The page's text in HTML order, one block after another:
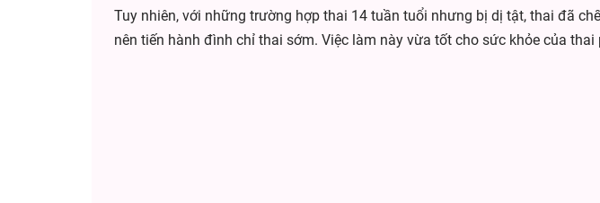
Tuy nhiên, với những trường hợp thai 14 tuần tuổi nhưng bị dị tật, thai đã
nên tiến hành đình chỉ thai sớm. Việc làm này vừa tốt cho sức khỏe của